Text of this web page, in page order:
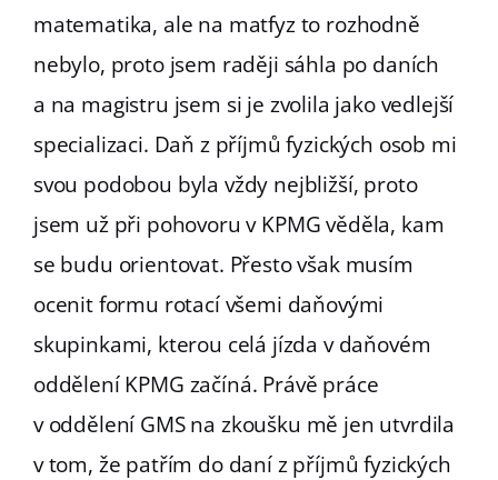
matematika, ale na matfyz to rozhodně
nebylo, proto jsem raději sáhla po daních
a na magistru jsem si je zvolila jako vedlejší
specializaci. Daň z příjmů fyzických osob mi
svou podobou byla vždy nejbližší, proto
jsem už při pohovoru v KPMG věděla, kam
se budu orientovat. Přesto však musím
ocenit formu rotací všemi daňovými
skupinkami, kterou celá jízda v daňovém
oddělení KPMG začíná. Právě práce
v oddělení GMS na zkoušku mě jen utvrdila
v tom, že patřím do daní z příjmů fyzických